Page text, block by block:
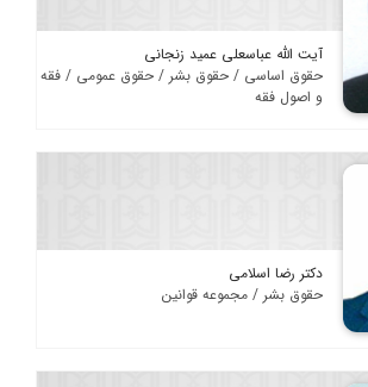
آیت الله عباسعلی عمید زنجانی
حقوق اساسی / حقوق بشر / حقوق عمومی / فقه
و اصول فقه
دکتر رضا اسلامی
حقوق بشر / مجموعه قوانین